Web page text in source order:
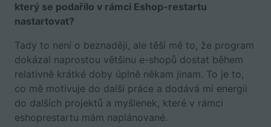
který se podařilo v rámci Eshop-restartu
nastartovat?
Tady to není o beznaději, ale těší mě to, že program
dokázal naprostou většinu e-shopů dostat během
relativně krátké doby úplně někam jinam. To je to,
co mě motivuje do další práce a dodává mi energii
do dalších projektů a myšlenek, které v rámci
eshoprestartu mám naplánované.